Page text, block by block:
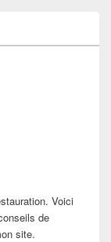
Voici
de
site.